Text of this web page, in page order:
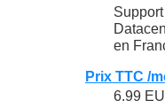
en
Prix TTC /
6.99